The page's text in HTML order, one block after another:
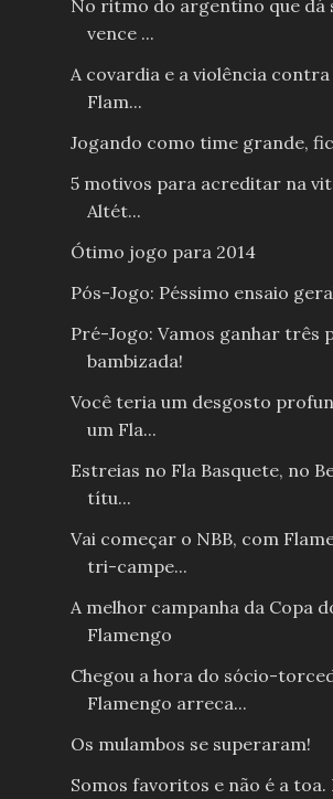
No ritmo do argentino que dá
vence ...
A covardia e a violência
Flam...
Jogando como time grande,
5 motivos para acreditar na
Altét...
Ótimo jogo para 2014
Pós-Jogo: Péssimo ensaio
Pré-Jogo: Vamos ganhar três
bambizada!
Você teria um desgosto
um Fla...
Estreias no Fla Basquete, no
títu...
Vai começar o NBB, com
tri-campe...
A melhor campanha da Copa
Flamengo
Chegou a hora do sócio-
Flamengo arreca...
Os mulambos se superaram!
Somos favoritos e não é a toa.